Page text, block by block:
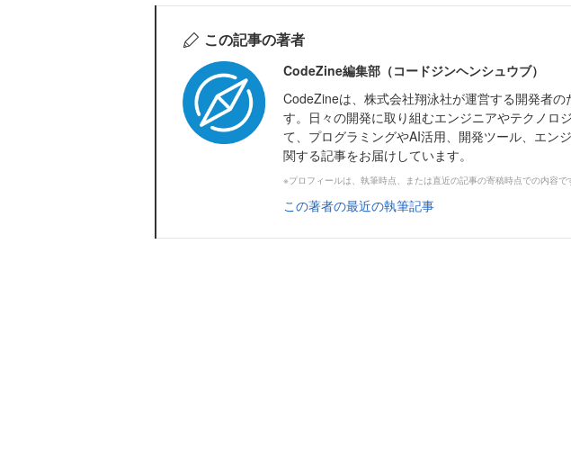
この記事の著者
CodeZine編集部（コードジンヘンシュウブ）
CodeZineは、株式会社翔泳社が運営する開発者
す。日々の開発に取り組むエンジニアやテクノロ
て、プログラミングやAI活用、開発ツール、エン
関する記事をお届けしています。
※プロフィールは、執筆時点、または直近の記事の寄稿時点での内容で
この著者の最近の執筆記事